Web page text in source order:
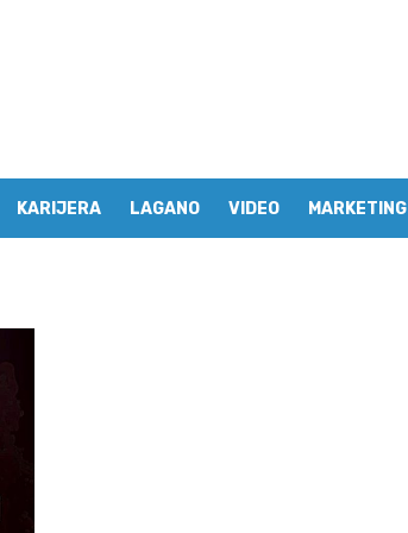
KARIJERA LAGANO VIDEO MARKETING